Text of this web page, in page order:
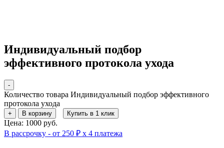
Индивидуальный подбор
эффективного протокола ухода
-
Количество товара Индивидуальный подбор эффективного
протокола ухода
+ В корзину Купить в 1 клик
Цена: 1000 руб.
В рассрочку - от 250 ₽ х 4 платежа